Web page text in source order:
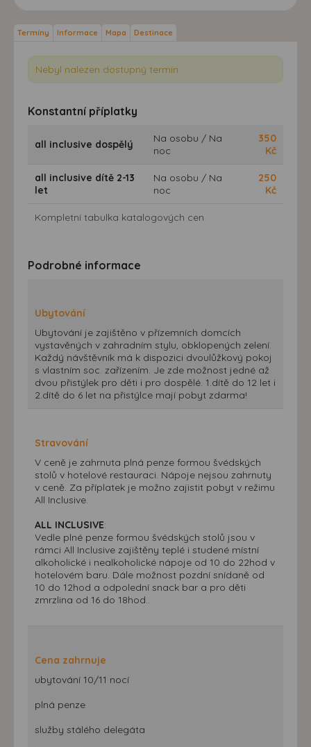
Termíny Informace Mapa Destinace
Nebyl nalezen dostupný termín.
Konstantní příplatky
all inclusive dospělý
Na osobu / Na
noc
350
Kč
all inclusive dítě 2-13
let
Na osobu / Na
noc
250
Kč
Kompletní tabulka katalogových cen
Podrobné informace
Ubytování
Ubytování je zajištěno v přízemních domcích
vystavěných v zahradním stylu, obklopených zelení.
Každý návštěvník má k dispozici dvoulůžkový pokoj
s vlastním soc. zařízením. Je zde možnost jedné až
dvou přistýlek pro děti i pro dospělé. 1.dítě do 12 let i
2.dítě do 6 let na přistýlce mají pobyt zdarma!
Stravování
V ceně je zahrnuta plná penze formou švédských
stolů v hotelové restauraci. Nápoje nejsou zahrnuty
v ceně. Za příplatek je možno zajistit pobyt v režimu
All Inclusive.
ALL INCLUSIVE:
Vedle plné penze formou švédských stolů jsou v
rámci All Inclusive zajištěny teplé i studené místní
alkoholické i nealkoholické nápoje od 10 do 22hod v
hotelovém baru. Dále možnost pozdní snídaně od
10 do 12hod a odpolední snack bar a pro děti
zmrzlina od 16 do 18hod..
Cena zahrnuje
ubytování 10/11 nocí
plná penze
služby stálého delegáta